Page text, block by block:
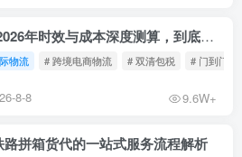
铁路拼箱VS海运整柜：2026年时效与成本深度测算，到底能省多少钱？
物流 # 跨境电商物流 # 双清包税 # 门到门物
8-8 9.6W+
拼箱货代的一站式服务流程解析